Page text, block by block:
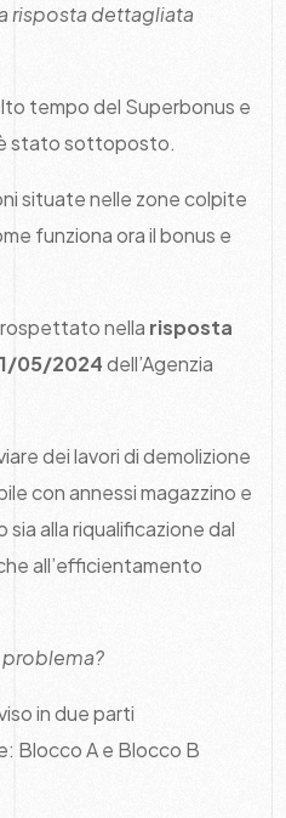
risposta dettagliata
tempo del Superbonus e
stato sottoposto.
situate nelle zone colpite
funziona ora il bonus e
nella risposta
05/2024dell’Agenzia
dei lavori di demolizione
con annessi magazzino e
alla riqualificazione dal
all’efficientamento
problema?
in due parti
Blocco A e Blocco B